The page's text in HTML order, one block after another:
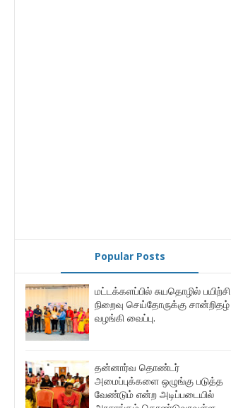
Popular Posts
மட்டக்களப்பில் சுயதொழில் பயிற்சி
நிறைவு செய்தோருக்கு சான்றிதழ்
வழங்கி வைப்பு.
தன்னார்வ தொண்டர்
அமைப்புக்களை ஒழுங்கு படுத்த
வேண்டும் என்ற அடிப்படையில்